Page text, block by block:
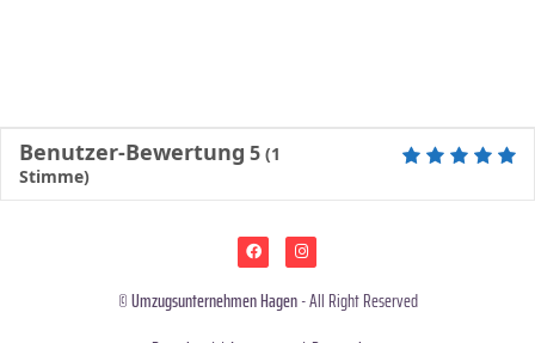
Benutzer-Bewertung 5 (1
Stimme)
©Umzugsunternehmen Hagen- All Right Reserved